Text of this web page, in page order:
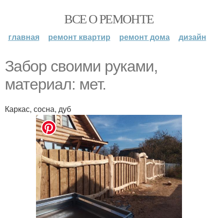
ВСЕ О РЕМОНТЕ
главная ремонт квартир ремонт дома дизайн
Забор своими руками,
материал: мет.
Каркас, сосна, дуб